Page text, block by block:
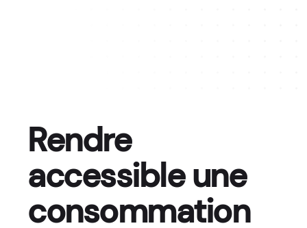
Rendre
accessible une
consommation